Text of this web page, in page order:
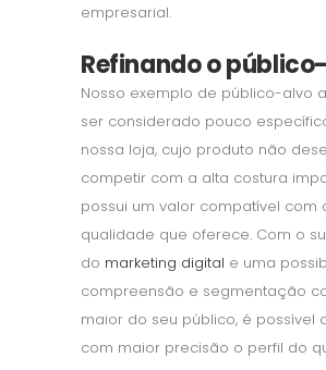
empresarial.
Refinando o
Nosso exemplo de público-alvo
ser considerado pouco
nossa loja, cujo produto não
competir com a alta costura
possui um valor compatível com
qualidade que oferece. Com o
do marketing digital e uma
compreensão e segmentação
maior do seu público, é possível
com maior precisão o perfil do